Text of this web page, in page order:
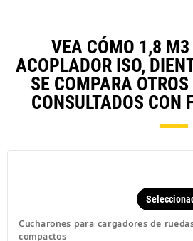
VEA CÓMO 1,8
ACOPLADOR ISO,
SE COMPARA
CONSULTADOS CON
Cucharones para cargadores de
compactos